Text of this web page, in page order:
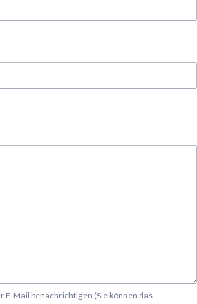
E-Mail benachrichtigen (Sie können das